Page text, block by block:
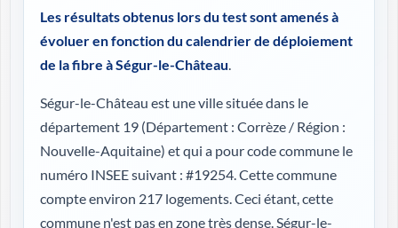
Les résultats obtenus lors du test sont amenés à
évoluer en fonction du calendrier de déploiement
de la fibre à Ségur-le-Château.
Ségur-le-Château est une ville située dans le
département 19 (Département : Corrèze / Région :
Nouvelle-Aquitaine) et qui a pour code commune le
numéro INSEE suivant : #19254. Cette commune
compte environ 217 logements. Ceci étant, cette
commune n'est pas en zone très dense. Ségur-le-